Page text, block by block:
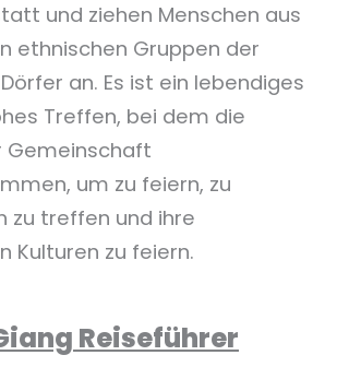
und ziehen Menschen aus
ethnischen Gruppen der
an. Es ist ein lebendiges
Treffen, bei dem die
Gemeinschaft
um zu feiern, zu
zu treffen und ihre
Kulturen zu feiern.
Reiseführer